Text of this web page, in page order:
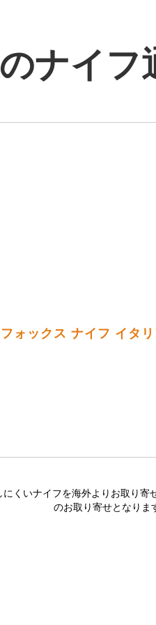
ナイ
ォックス ナイフ イタ
くいナイフを海外よりお取り
のお取り寄せとなりま